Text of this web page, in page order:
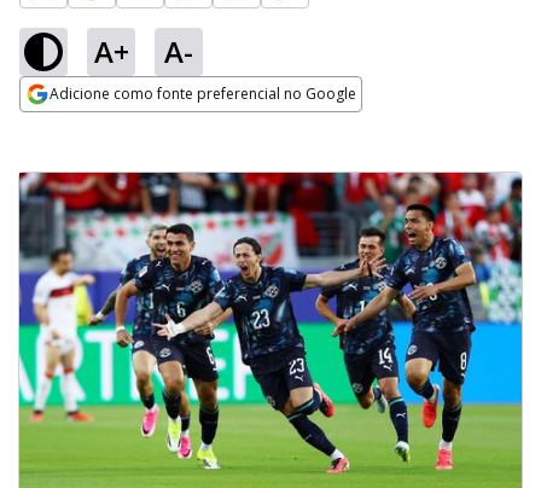
A+ A-
Adicione como fonte preferencial no Google